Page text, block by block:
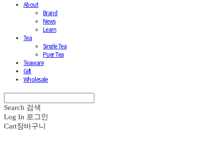
About
Brand
News
Learn
Tea
Single Tea
Puer Tea
Teaware
Gift
Wholesale
Search 검색
Log In 로그인
Cart장바구니